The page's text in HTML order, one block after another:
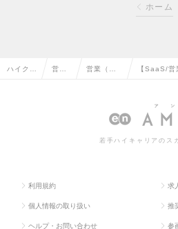
ホーム
ハイクラ 営業 営業（法 【SaaS/営
6日の求人
若手ハイキャリアのス
利用規約 求
個人情報の取り扱い 推
ヘルプ・お問い合わせ 参